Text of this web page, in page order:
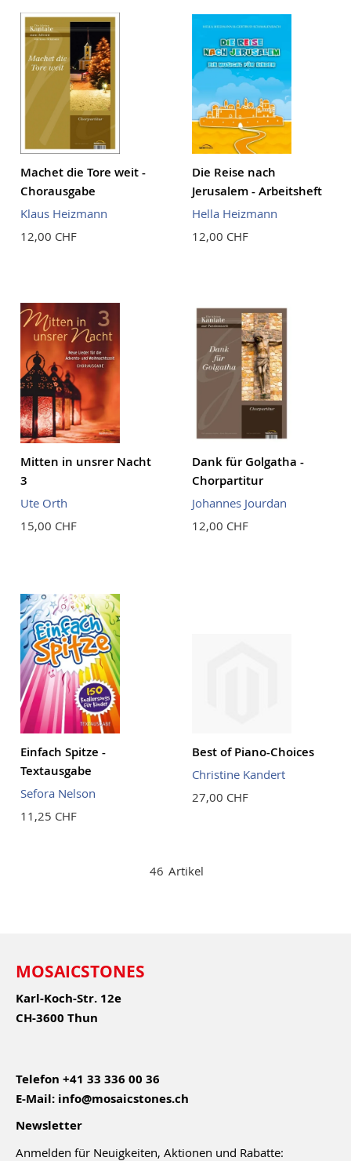
Machet die Tore weit -
Chorausgabe
Klaus Heizmann
12,00 CHF
Die Reise nach
Jerusalem - Arbeitsheft
Hella Heizmann
12,00 CHF
Mitten in unsrer Nacht
3
Ute Orth
15,00 CHF
Dank für Golgatha -
Chorpartitur
Johannes Jourdan
12,00 CHF
Einfach Spitze -
Textausgabe
Sefora Nelson
11,25 CHF
Best of Piano-Choices
Christine Kandert
27,00 CHF
46 Artikel
MOSAICSTONES
Karl-Koch-Str. 12e
CH-3600 Thun
Telefon +41 33 336 00 36
E-Mail: info@mosaicstones.ch
Newsletter
Anmelden für Neuigkeiten, Aktionen und Rabatte: